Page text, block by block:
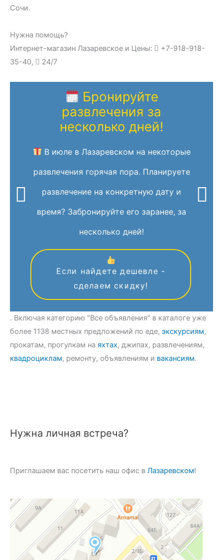
Нужна личная встреча?
Приглашаем вас посетить наш офис в Лазаревском!
Сочи.
Нужна помощь?
Интернет-магазин Лазаревское и Цены:
+7-918-918-
35-40,
24/7
Бронируйте
развлечения за
несколько дней!
В июле в Лазаревском на некоторые
развлечения горячая пора. Планируете
развлечение на конкретную дату и
время? Забронируйте его заранее, за
несколько дней!
Если найдете дешевле -
сделаем скидку!
. Включая категорию "Все объявления" в каталоге уже
более 1138 местных предложений по еде, экскурсиям,
прокатам, прогулкам на яхтах, джипах, развлечениям,
квадроциклам, ремонту, объявлениям и вакансиям.